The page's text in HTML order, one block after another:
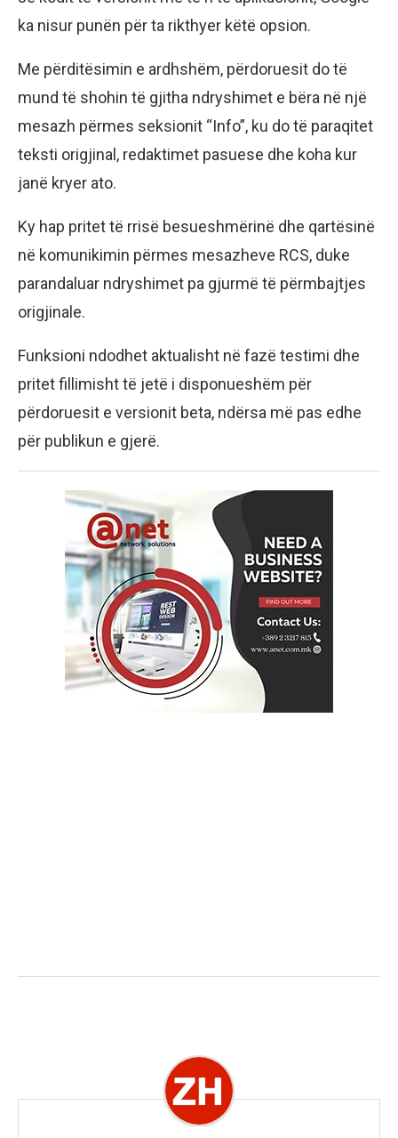
ka nisur punën për ta rikthyer këtë opsion.
Me përditësimin e ardhshëm, përdoruesit do të
mund të shohin të gjitha ndryshimet e bëra në një
mesazh përmes seksionit “Info”, ku do të paraqitet
teksti origjinal, redaktimet pasuese dhe koha kur
janë kryer ato.
Ky hap pritet të rrisë besueshmërinë dhe qartësinë
në komunikimin përmes mesazheve RCS, duke
parandaluar ndryshimet pa gjurmë të përmbajtjes
origjinale.
Funksioni ndodhet aktualisht në fazë testimi dhe
pritet fillimisht të jetë i disponueshëm për
përdoruesit e versionit beta, ndërsa më pas edhe
për publikun e gjerë.